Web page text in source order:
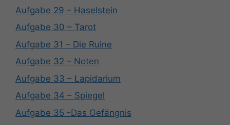
Aufgabe 29 – Haselstein
Aufgabe 30 – Tarot
Aufgabe 31 – Die Ruine
Aufgabe 32 – Noten
Aufgabe 33 – Lapidarium
Aufgabe 34 – Spiegel
Aufgabe 35 -Das Gefängnis